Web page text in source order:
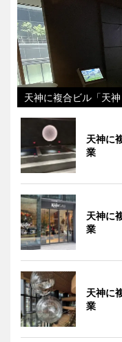
天神に複合ビル「天
天神に
業
天神に
業
天神に
業